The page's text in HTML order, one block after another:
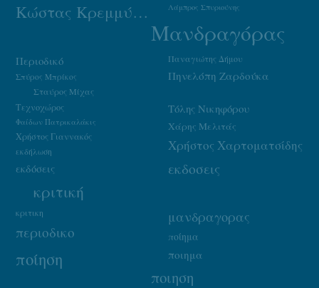
Κώστας Κρεμμύδας Λάμπρος Σπυριούνης
Μανδραγόρας
Παναγιώτης Δήμου
Περιοδικό
Πηνελόπη Ζαρδούκα
Σπύρος Μπρίκος
Σταύρος Μίχας
Τεχνοχώρος
Τόλης Νικηφόρου
Φαίδων Πατρικαλάκις Χάρης Μελιτάς
Χρήστος Γιαννακός
Χρήστος Χαρτοματσίδης
εκδήλωση
εκδοσεις
εκδόσεις
κριτική
κριτικη μανδραγορας
περιοδικο ποίημα
ποίηση ποιημα
ποιηση